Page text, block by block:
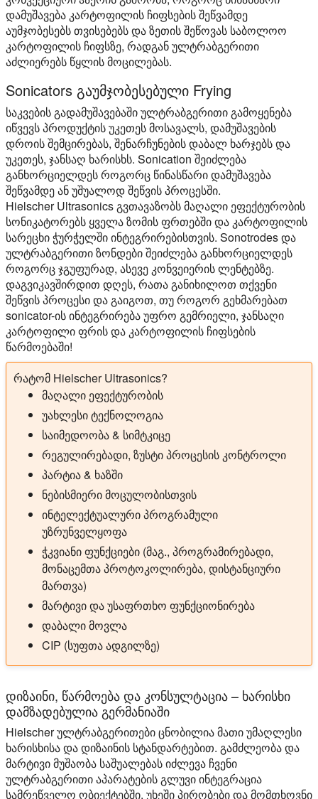
დამუშავება კარტოფილის ჩიფსების შეწვამდე
აუმჯობესებს თვისებებს და ზეთის შეწოვას საბოლოო
კარტოფილის ჩიფსზე, რადგან ულტრაბგერითი
აძლიერებს წყლის მოცილებას.
Sonicators გაუმჯობესებული Frying
საკვების გადამუშავებაში ულტრაბგერითი გამოყენება
იწვევს პროდუქტის უკეთეს მოსავალს, დამუშავების
დროის შემცირებას, შენარჩუნების დაბალ ხარჯებს და
უკეთეს, ჯანსაღ ხარისხს. Sonication შეიძლება
განხორციელდეს როგორც წინასწარი დამუშავება
შეწვამდე ან უშუალოდ შეწვის პროცესში.
Hielscher Ultrasonics გვთავაზობს მაღალი ეფექტურობის
სონიკატორებს ყველა ზომის ფრთებში და კარტოფილის
სარეცხი ჭურჭელში ინტეგრირებისთვის. Sonotrodes და
ულტრაბგერითი ზონდები შეიძლება განხორციელდეს
როგორც ჯგუფურად, ასევე კონვეიერის ლენტებზე.
დაგვიკავშირდით დღეს, რათა განიხილოთ თქვენი
შეწვის პროცესი და გაიგოთ, თუ როგორ გეხმარებათ
sonicator-ის ინტეგრირება უფრო გემრიელი, ჯანსაღი
კარტოფილი ფრის და კარტოფილის ჩიფსების
წარმოებაში!
რატომ Hielscher Ultrasonics?
მაღალი ეფექტურობის
უახლესი ტექნოლოგია
საიმედოობა & სიმტკიცე
რეგულირებადი, ზუსტი პროცესის კონტროლი
პარტია & ხაზში
ნებისმიერი მოცულობისთვის
ინტელექტუალური პროგრამული
უზრუნველყოფა
ჭკვიანი ფუნქციები (მაგ., პროგრამირებადი,
მონაცემთა პროტოკოლირება, დისტანციური
მართვა)
მარტივი და უსაფრთხო ფუნქციონირება
დაბალი მოვლა
CIP (სუფთა ადგილზე)
დიზაინი, წარმოება და კონსულტაცია – ხარისხი
დამზადებულია გერმანიაში
Hielscher ულტრაბგერითები ცნობილია მათი უმაღლესი
ხარისხისა და დიზაინის სტანდარტებით. გამძლეობა და
მარტივი მუშაობა საშუალებას იძლევა ჩვენი
ულტრაბგერითი აპარატების გლუვი ინტეგრაცია
სამრეწველო ობიექტებში. უხეში პირობები და მომთხოვნი